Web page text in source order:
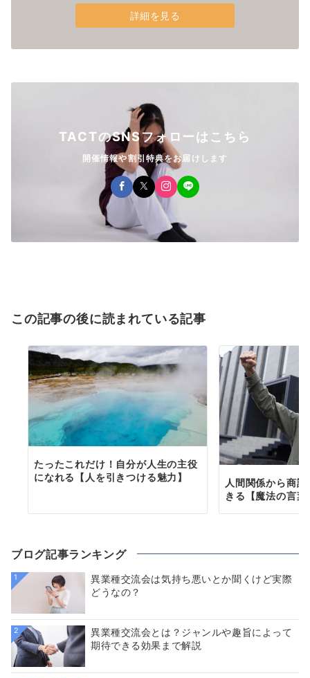
詳細を見る
TACTのSNSフォローはこちら
開催情報や割引特典をお届けします
この記事の後に読まれている記事
たったこれだけ！自分が人生の主役
になれる【人を引きつける魅力】
人間関係から商
きる【魔法の言葉
ブログ記事ランキング
1
異業種交流会は気持ち悪いとか聞くけど実際
どうなの？
2
異業種交流会とは？ジャンルや趣旨によって
期待できる効果まで解説